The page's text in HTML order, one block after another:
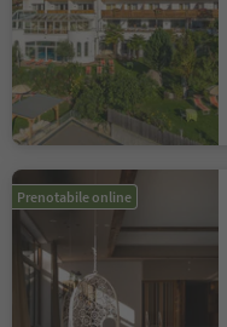
Prenotabile online